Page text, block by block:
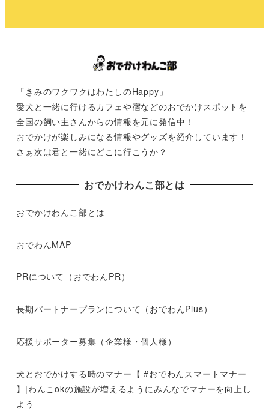
「きみのワクワクはわたしのHappy」
愛犬と一緒に行けるカフェや宿などのおでかけスポットを
全国の飼い主さんからの情報を元に発信中！
おでかけが楽しみになる情報やグッズを紹介しています！
さぁ次は君と一緒にどこに行こうか？
おでかけわんこ部とは
おでかけわんこ部とは
おでわんMAP
PRについて（おでわんPR）
長期パートナープランについて（おでわんPlus）
応援サポーター募集（企業様・個人様）
犬とおでかけする時のマナー【 #おでわんスマートマナー
】|わんこokの施設が増えるようにみんなでマナーを向上し
よう